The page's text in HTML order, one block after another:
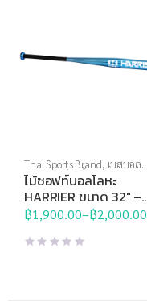
Thai Sports Brand, เบสบอล
ซอฟบอล ฮ็อกกี้
ไม้ซอฟท์บอลโลหะ
HARRIER ขนาด 32″ –
34″
฿1,900.00–฿2,000.00
Price
range:
฿1,900.00